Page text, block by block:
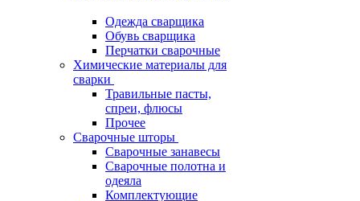
Одежда сварщика
Обувь сварщика
Перчатки сварочные
Химические материалы для
сварки
Травильные пасты,
спреи, флюсы
Прочее
Сварочные шторы
Сварочные занавесы
Сварочные полотна и
одеяла
Комплектующие